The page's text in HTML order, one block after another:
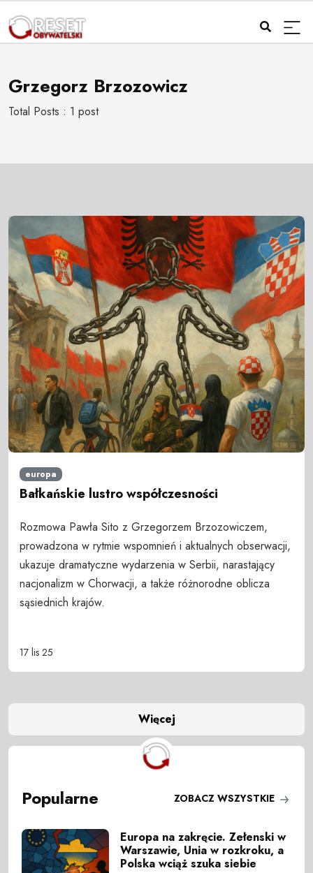
Grzegorz Brzozowicz
Total Posts : 1 post
europa
Bałkańskie lustro współczesności
Rozmowa Pawła Sito z Grzegorzem Brzozowiczem,
prowadzona w rytmie wspomnień i aktualnych obserwacji,
ukazuje dramatyczne wydarzenia w Serbii, narastający
nacjonalizm w Chorwacji, a także różnorodne oblicza
sąsiednich krajów.
17 lis 25
Więcej
Popularne ZOBACZ WSZYSTKIE
Europa na zakręcie. Zełenski w
Warszawie, Unia w rozkroku, a
Polska wciąż szuka siebie